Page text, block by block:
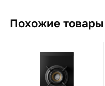
Похожие товары